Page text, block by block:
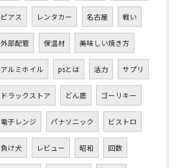
ピアス レンタカー 名古屋 戦い
外部配管 保温材 美味しい焼き方
アルミホイル psとは 活力 サプリ
ドラックストア どん底 ゴーリキー
電子レンジ パナソニック ビストロ
負け犬 レビュー 昭和 回数